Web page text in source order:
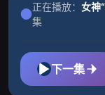
正在播放： 女神
集
下一集